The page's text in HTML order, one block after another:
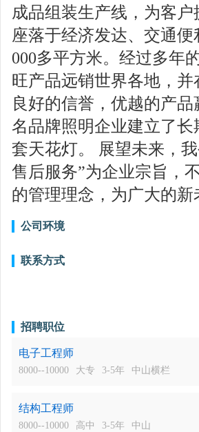
成品组装生产线，为客
座落于经济发达、交通
000多平方米。经过多年
旺产品远销世界各地，
良好的信誉，优越的产
名品牌照明企业建立了
套天花灯。 展望未来，
售后服务”为企业宗旨，
的管理理念，为广大的
公司环境
联系方式
招聘职位
电子工程师
8000--10000 大专 3-5年 中山横栏
结构工程师
8000--10000 高中 3-5年 中山